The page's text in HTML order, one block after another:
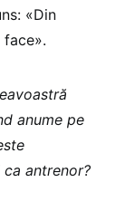
«Din
anume pe
antrenor?